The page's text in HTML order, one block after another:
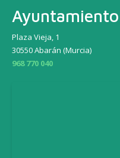
Plaza Vieja, 1
30550 Abarán (Murcia)
968 770 040